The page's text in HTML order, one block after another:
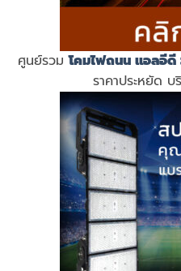
ศูนย์รวมโคมไฟถนน แอลอีดี
ราคาประหยัด บ